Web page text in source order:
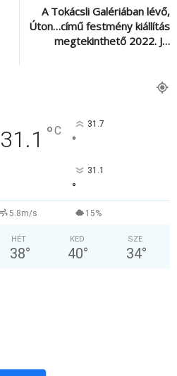
A Tokácsli Galériában lévő,
Úton…című festmény kiállítás
megtekinthető 2022. J…
31.1 °C 31.7
°
31.1
°
5.8m/s 15%
HÉT
38°
KED
40°
SZE
34°